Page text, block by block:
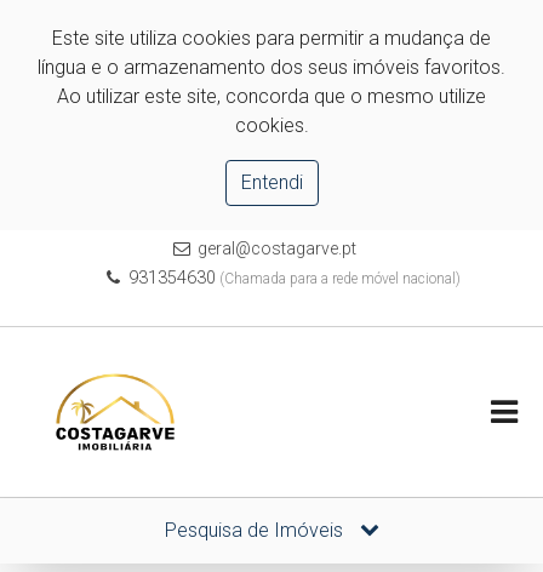
Este site utiliza cookies para permitir a mudança de
língua e o armazenamento dos seus imóveis favoritos.
Ao utilizar este site, concorda que o mesmo utilize
cookies.
Entendi
geral@costagarve.pt
931354630 (Chamada para a rede móvel nacional)
Pesquisa de Imóveis